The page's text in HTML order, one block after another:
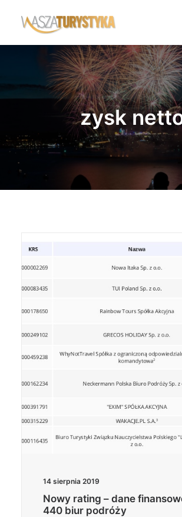
Księga wspomnień
Biura podróży
Noclegi
Polska
Świat
zysk
14 sierpnia 2019
Nowy rating – dane
440 biur podróży